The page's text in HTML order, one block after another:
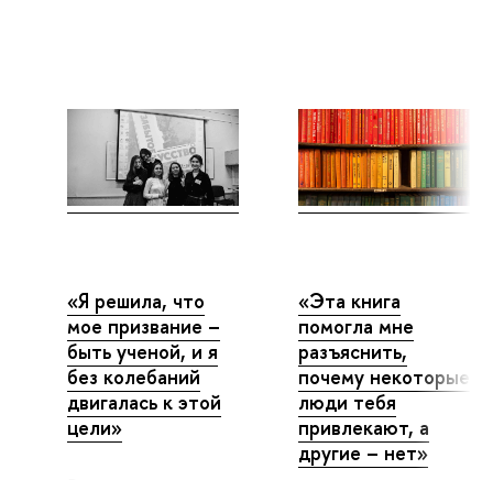
«Я решила, что
мое призвание –
быть ученой, и я
без колебаний
двигалась к этой
цели»
«Эта книга
помогла мне
разъяснить,
почему некоторые
люди тебя
привлекают, а
другие – нет»